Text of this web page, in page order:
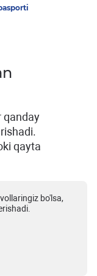
qanday
qayta
bo'lsa,